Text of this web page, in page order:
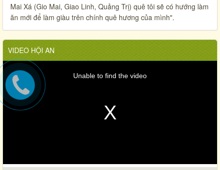
Mai Xá (Gio Mai, Giao Linh, Quảng Trị) quê tôi sẽ có hướng làm
ăn mới để làm giàu trên chính quê hương của mình".
VIDEO HỘI AN
Unable to find the video